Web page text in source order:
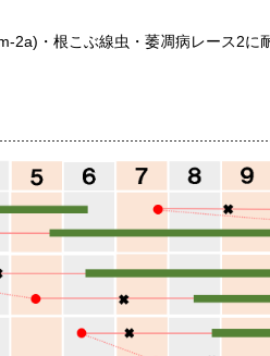
・根こぶ線虫・萎凋病レース2に